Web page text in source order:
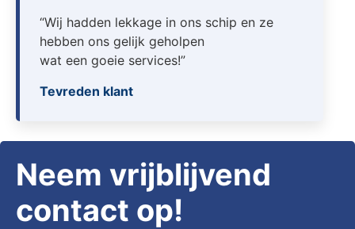
“Wij hadden lekkage in ons schip en ze
hebben ons gelijk geholpen
wat een goeie services!”
Tevreden klant
Neem vrijblijvend
contact op!